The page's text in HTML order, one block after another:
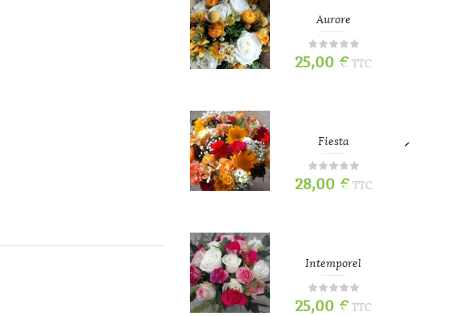
Aurore
25,00 € TTC
Fiesta
28,00 € TTC
Intemporel
25,00 € TTC